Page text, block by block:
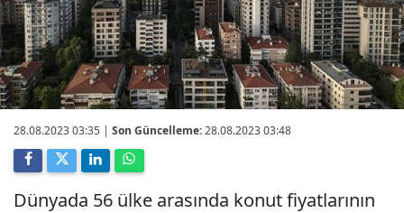
28.08.2023 03:35 | Son Güncelleme:28.08.2023 03:48
Dünyada 56 ülke arasında konut fiyatlarının